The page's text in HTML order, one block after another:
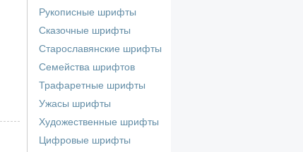
Рукописные шрифты
Сказочные шрифты
Старославянские шрифты
Семейства шрифтов
Трафаретные шрифты
Ужасы шрифты
Художественные шрифты
Цифровые шрифты